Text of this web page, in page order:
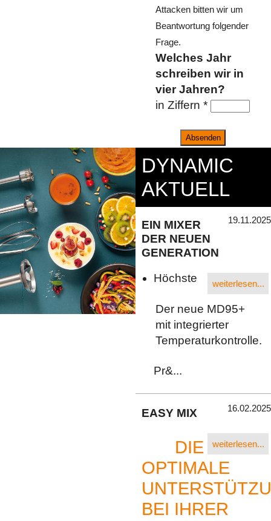
Attacken bitten wir um
Beantwortung folgender
Frage.
Welches Jahr
schreiben wir in
vier Jahren?
in Ziffern *
Absenden
DYNAMIC
AKTUELL
19.11.2025
EIN MIXER
DER NEUEN
GENERATION
weiterlesen...
Der neue MD95+
mit integrierter
Temperaturkontrolle.
Höchste
Pr&...
16.02.2025
EASY MIX
weiterlesen...
DIE
OPTIMALE
BEI IHRER